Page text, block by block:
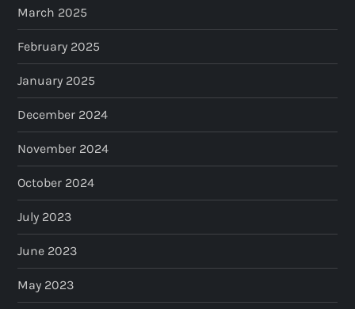
March 2025
February 2025
January 2025
December 2024
November 2024
October 2024
July 2023
June 2023
May 2023